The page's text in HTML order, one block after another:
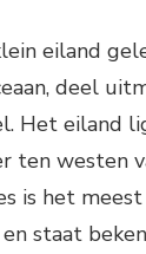
eiland
deel
Het eiland
ten westen
is het
staat